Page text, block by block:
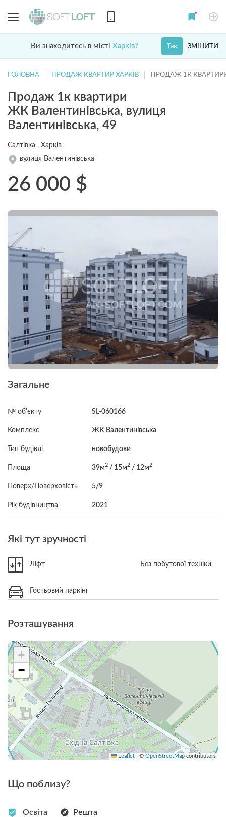
Ви знаходитесь в місті Харків? ЗМІНИТИ
Так
ГОЛОВНА ПРОДАЖ КВАРТИР ХАРКІВ ПРОДАЖ 1К
Продаж 1к квартири
ЖК Валентинівська, вулиця
Валентинівська, 49
Салтівка , Харків
вулиця Валентинівська
26 000 $
Загальне
№ об'єкту SL-060166
Комплекс ЖК Валентинівська
Тип будівлі новобудови
Площа 39м2 / 15м2 / 12м2
Поверх/Поверховість 5/9
Рік будівництва 2021
Які тут зручності
Ліфт Без побутової техніки
Гостьовий паркінг
Розташування
+
−
Leaflet © OpenStreetMap contributors
Що поблизу?
Освіта Решта